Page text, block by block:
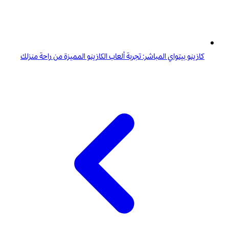
كازينو بيتواي المباشر: تجربة ألعاب الكازينو المميزة من راحة منزلك